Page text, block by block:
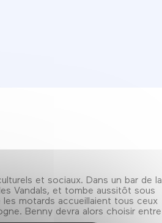
et sociaux. Dans un bar de la
Vandals, et tombe aussitôt sous
les motards accueillaient tous ceux
Benny devra alors choisir entre